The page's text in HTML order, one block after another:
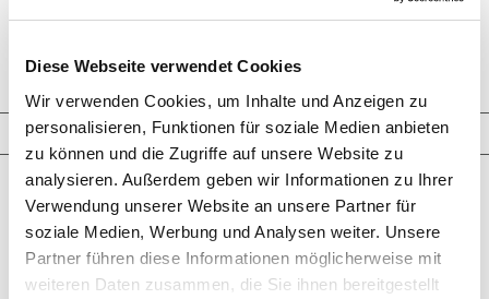
Diese Webseite verwendet Cookies
Wir verwenden Cookies, um Inhalte und Anzeigen zu
personalisieren, Funktionen für soziale Medien anbieten
zu können und die Zugriffe auf unsere Website zu
analysieren. Außerdem geben wir Informationen zu Ihrer
Verwendung unserer Website an unsere Partner für
soziale Medien, Werbung und Analysen weiter. Unsere
Partner führen diese Informationen möglicherweise mit
weiteren Daten zusammen, die Sie ihnen bereitgestellt
Schmuckkreationen
Ringe
Ohrringe
Armbänder
Man­schet­ten­­knöpfe
Broschen-Objekte